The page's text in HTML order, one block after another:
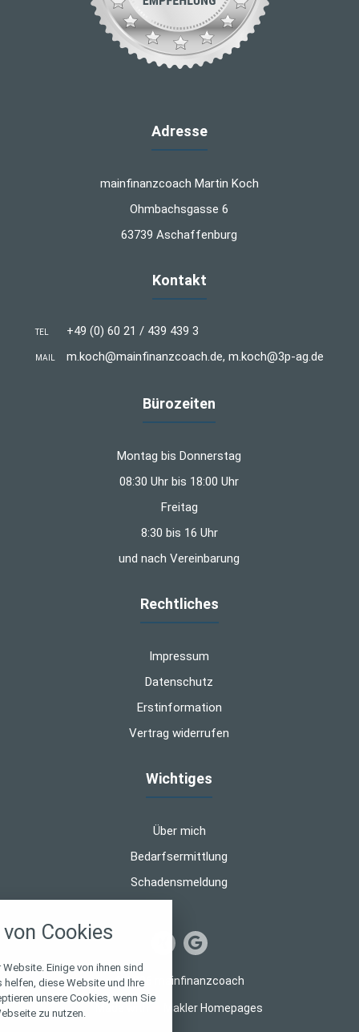
Adresse
mainfinanzcoach Martin Koch
Ohmbachsgasse 6
63739 Aschaffenburg
Kontakt
TEL +49 (0) 60 21 / 439 439 3
MAIL m.koch@mainfinanzcoach.de, m.koch@3p-ag.de
Bürozeiten
Montag bis Donnerstag
08:30 Uhr bis 18:00 Uhr
Freitag
8:30 bis 16 Uhr
und nach Vereinbarung
Rechtliches
Impressum
Datenschutz
Erstinformation
Vertrag widerrufen
Wichtiges
Über mich
Bedarfsermittlung
Schadensmeldung
© 2026 mainfinanzcoach
Makler Homepages
Cookies
Einige von ihnen sind
diese Website und Ihre
unsere Cookies, wenn Sie
zu nutzen.
alle verwendeten Cookies und
zu blockieren.
Notwendig